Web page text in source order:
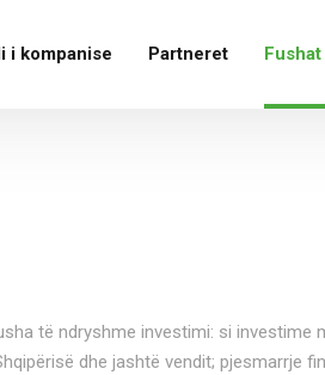
i kompanise Partneret
të ndryshme investimi: si
dhe jashtë vendit; pjesmarrje